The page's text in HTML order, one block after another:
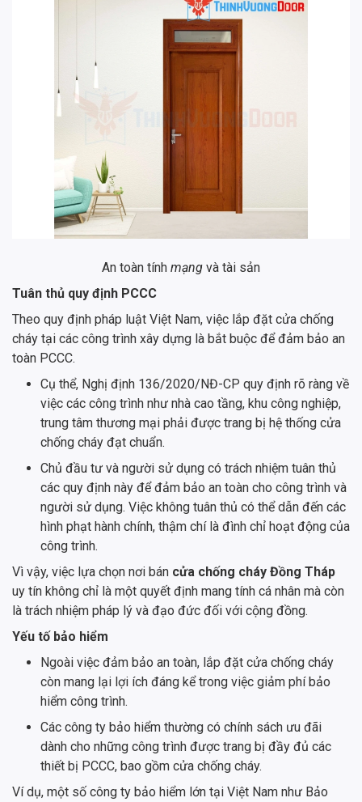
An toàn tính mạng và tài sản
Tuân thủ quy định PCCC
Theo quy định pháp luật Việt Nam, việc lắp đặt cửa chống
cháy tại các công trình xây dựng là bắt buộc để đảm bảo an
toàn PCCC.
Cụ thể, Nghị định 136/2020/NĐ-CP quy định rõ ràng về
việc các công trình như nhà cao tầng, khu công nghiệp,
trung tâm thương mại phải được trang bị hệ thống cửa
chống cháy đạt chuẩn.
Chủ đầu tư và người sử dụng có trách nhiệm tuân thủ
các quy định này để đảm bảo an toàn cho công trình và
người sử dụng. Việc không tuân thủ có thể dẫn đến các
hình phạt hành chính, thậm chí là đình chỉ hoạt động của
công trình.
Vì vậy, việc lựa chọn nơi bán cửa chống cháy Đồng Tháp
uy tín không chỉ là một quyết định mang tính cá nhân mà còn
là trách nhiệm pháp lý và đạo đức đối với cộng đồng.
Yếu tố bảo hiểm
Ngoài việc đảm bảo an toàn, lắp đặt cửa chống cháy
còn mang lại lợi ích đáng kể trong việc giảm phí bảo
hiểm công trình.
Các công ty bảo hiểm thường có chính sách ưu đãi
dành cho những công trình được trang bị đầy đủ các
thiết bị PCCC, bao gồm cửa chống cháy.
Ví dụ, một số công ty bảo hiểm lớn tại Việt Nam như Bảo